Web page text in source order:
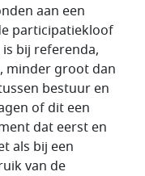
aan een
participatiekloof
bij referenda,
minder groot dan
bestuur en
of dit een
dat eerst en
als bij een
van de